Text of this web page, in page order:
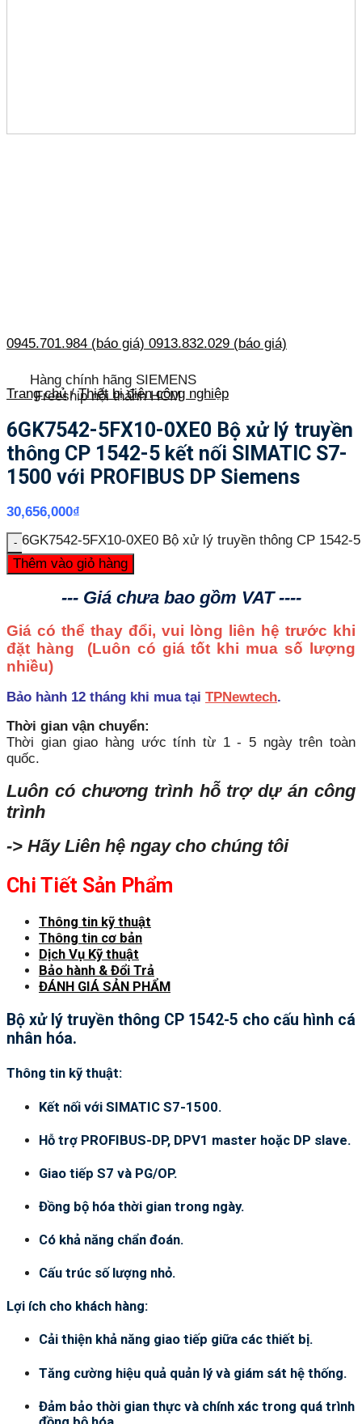
0945.701.984 (báo giá) 0913.832.029 (báo giá)
Hàng chính hãng SIEMENS
Freeship nội thành HCM
Trang chủ / Thiết bị điện công nghiệp
6GK7542-5FX10-0XE0 Bộ xử lý truyền
thông CP 1542-5 kết nối SIMATIC S7-
1500 với PROFIBUS DP Siemens
30,656,000₫
6GK7542-5FX10-0XE0 Bộ xử lý truyền thông CP
Thêm vào giỏ hàng
--- Giá chưa bao gồm VAT ----
Giá có thể thay đổi, vui lòng liên hệ trước khi
đặt hàng (Luôn có giá tốt khi mua số lượng
nhiều)
Bảo hành 12 tháng khi mua tại TPNewtech.
Thời gian vận chuyển:
Thời gian giao hàng ước tính từ 1 - 5 ngày trên toàn
quốc.
Luôn có chương trình hỗ trợ dự án công
trình
-> Hãy Liên hệ ngay cho chúng tôi
Chi Tiết Sản Phẩm
Thông tin kỹ thuật
Thông tin cơ bản
Dịch Vụ Kỹ thuật
Bảo hành & Đổi Trả
ĐÁNH GIÁ SẢN PHẨM
Bộ xử lý truyền thông CP 1542-5 cho cấu hình cá
nhân hóa.
Thông tin kỹ thuật:
Kết nối với SIMATIC S7-1500.
Hỗ trợ PROFIBUS-DP, DPV1 master hoặc DP slave.
Giao tiếp S7 và PG/OP.
Đồng bộ hóa thời gian trong ngày.
Có khả năng chẩn đoán.
Cấu trúc số lượng nhỏ.
Lợi ích cho khách hàng:
Cải thiện khả năng giao tiếp giữa các thiết bị.
Tăng cường hiệu quả quản lý và giám sát hệ thống.
Đảm bảo thời gian thực và chính xác trong quá trình